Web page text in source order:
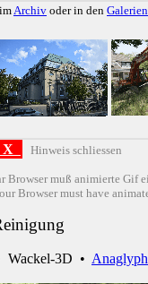
Archiv oder in den Galerien
X Hinweis schliessen
Browser muß animierte Gif
Browser must have
Wackel-3D •